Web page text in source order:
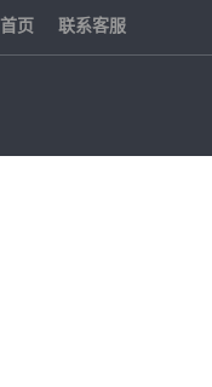
首页 联系客服